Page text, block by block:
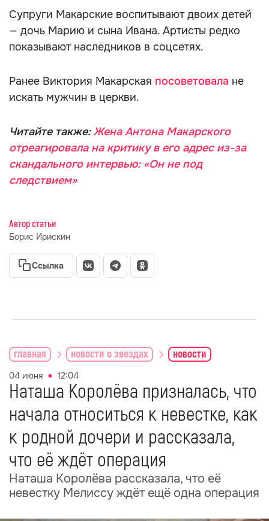
Супруги Макарские воспитывают двоих детей
— дочь Марию и сына Ивана. Артисты редко
показывают наследников в соцсетях.
Ранее Виктория Макарская посоветовала не
искать мужчин в церкви.
Читайте также:Жена Антона Макарского
отреагировала на критику в его адрес из-за
скандального интервью: «Он не под
следствием»
Автор статьи
Борис Ирискин
Ссылка
главная новости о звездах новости
04 июня 12:04
Наташа Королёва призналась, что
начала относиться к невестке, как
к родной дочери и рассказала,
что её ждёт операция
Наташа Королёва рассказала, что её
невестку Мелиссу ждёт ещё одна операция